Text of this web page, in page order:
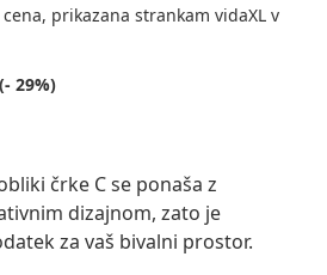
prikazana strankam vidaXL v
29%)
črke C se ponaša z
dizajnom, zato je
za vaš bivalni prostor.